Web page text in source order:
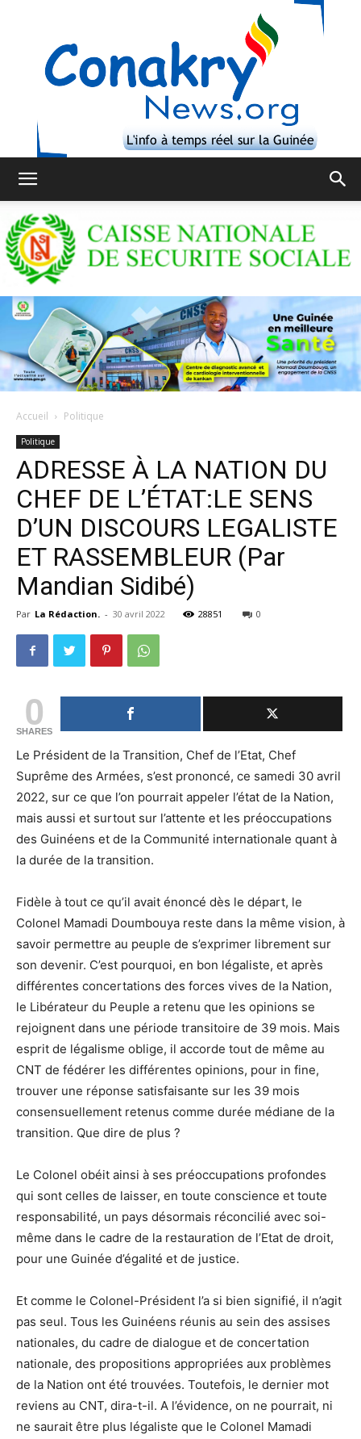
Accueil Politique
Politique
ADRESSE À LA NATION DU
CHEF DE L’ÉTAT:LE SENS
D’UN DISCOURS LEGALISTE
ET RASSEMBLEUR (Par
Mandian Sidibé)
Par La Rédaction. - 30 avril 2022 28851 0
0
SHARES
Le Président de la Transition, Chef de l’Etat, Chef
Suprême des Armées, s’est prononcé, ce samedi 30 avril
2022, sur ce que l’on pourrait appeler l’état de la Nation,
mais aussi et surtout sur l’attente et les préoccupations
des Guinéens et de la Communité internationale quant à
la durée de la transition.
Fidèle à tout ce qu’il avait énoncé dès le départ, le
Colonel Mamadi Doumbouya reste dans la même vision, à
savoir permettre au peuple de s’exprimer librement sur
son devenir. C’est pourquoi, en bon légaliste, et après
différentes concertations des forces vives de la Nation,
le Libérateur du Peuple a retenu que les opinions se
rejoignent dans une période transitoire de 39 mois. Mais
esprit de légalisme oblige, il accorde tout de même au
CNT de fédérer les différentes opinions, pour in fine,
trouver une réponse satisfaisante sur les 39 mois
consensuellement retenus comme durée médiane de la
transition. Que dire de plus ?
Le Colonel obéit ainsi à ses préoccupations profondes
qui sont celles de laisser, en toute conscience et toute
responsabilité, un pays désormais réconcilié avec soi-
même dans le cadre de la restauration de l’Etat de droit,
pour une Guinée d’égalité et de justice.
Et comme le Colonel-Président l’a si bien signifié, il n’agit
pas seul. Tous les Guinéens réunis au sein des assises
nationales, du cadre de dialogue et de concertation
nationale, des propositions appropriées aux problèmes
de la Nation ont été trouvées. Toutefois, le dernier mot
reviens au CNT, dira-t-il. A l’évidence, on ne pourrait, ni
ne saurait être plus légaliste que le Colonel Mamadi